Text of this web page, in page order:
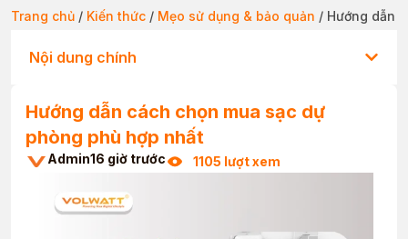
Trang chủ / Kiến thức / Mẹo sử dụng & bảo quản / Hướng dẫn
Nội dung chính
Hướng dẫn cách chọn mua sạc dự
phòng phù hợp nhất
Admin16 giờ trước 1105 lượt xem